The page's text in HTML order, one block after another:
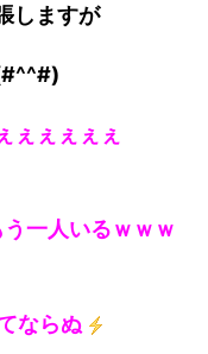
しますが
ぇぇぇぇぇ
一人いるｗｗｗ
ならぬ